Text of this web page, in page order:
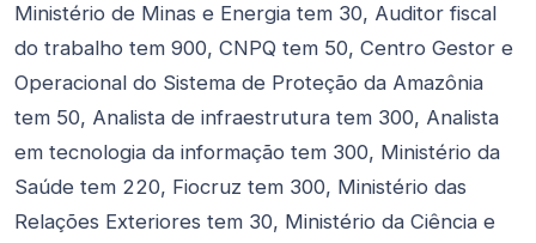
Ministério de Minas e Energia tem 30, Auditor fiscal
do trabalho tem 900, CNPQ tem 50, Centro Gestor e
Operacional do Sistema de Proteção da Amazônia
tem 50, Analista de infraestrutura tem 300, Analista
em tecnologia da informação tem 300, Ministério da
Saúde tem 220, Fiocruz tem 300, Ministério das
Relações Exteriores tem 30, Ministério da Ciência e